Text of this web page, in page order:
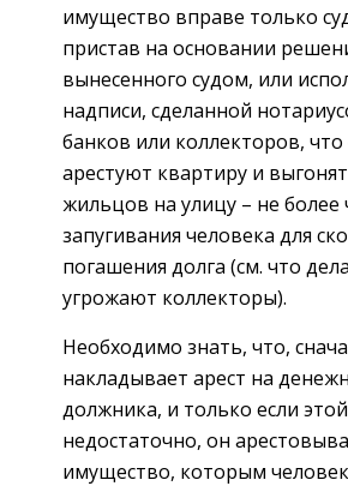
имущество вправе только
пристав на основании
вынесенного судом, или
надписи, сделанной
банков или коллекторов,
арестуют квартиру и
жильцов на улицу – не более
запугивания человека для
погашения долга (см. что
угрожают коллекторы).
Необходимо знать, что,
накладывает арест на
должника, и только если
недостаточно, он
имущество, которым